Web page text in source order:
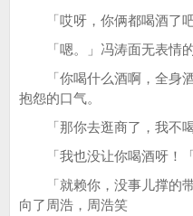
「哎呀，你俩都喝酒了吧
「嗯。」冯涛面无表情的
「你喝什么酒啊，全身酒
抱怨的口气。
「那你去逛商了，我不喝
「我也没让你喝酒呀！「
「就赖你，没事儿撑的带
向了周浩，周浩笑